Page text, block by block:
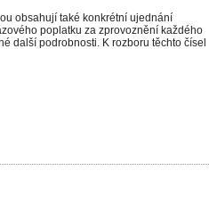
obsahují také konkrétní ujednání
poplatku za zprovoznění každého
další podrobnosti. K rozboru těchto čísel